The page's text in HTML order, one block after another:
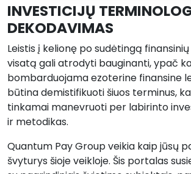
INVESTICIJŲ
DEKODAVIMAS
Leistis į kelionę po sudėtingą
visatą gali atrodyti bauginanti, ypač
bombarduojama ezoterine finansine
būtina demistifikuoti šiuos terminus,
tinkamai manevruoti per labirinto
ir metodikas.
Quantum Pay Group veikia kaip jūsų
švyturys šioje veikloje. Šis portalas